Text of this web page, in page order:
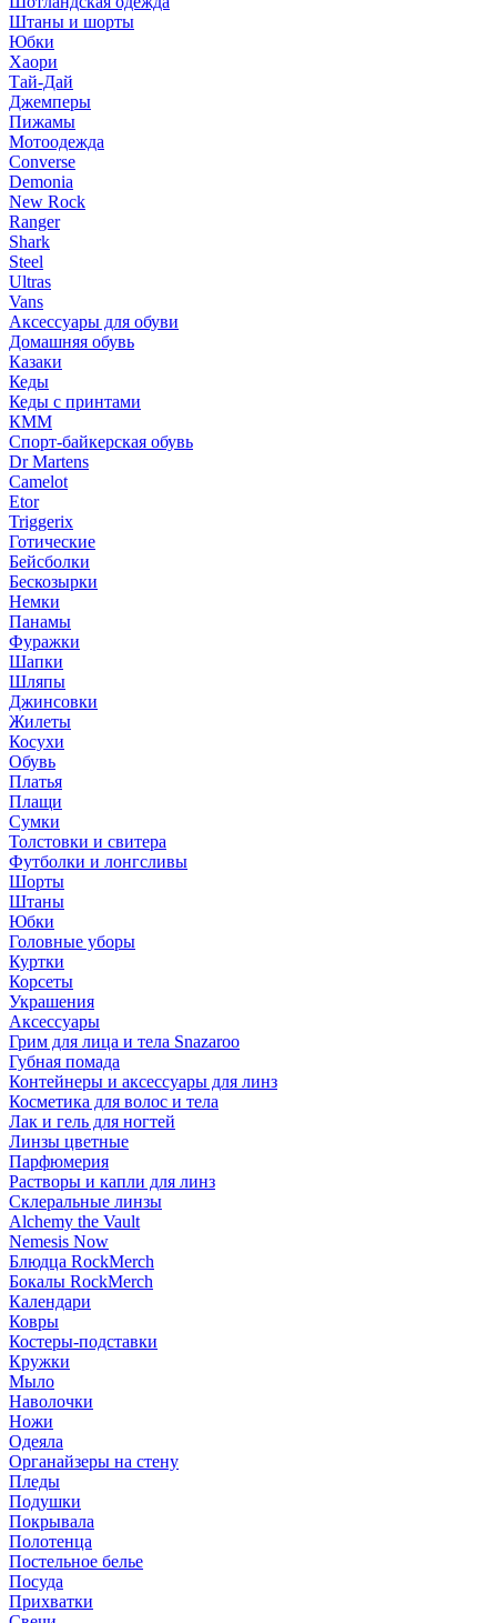
Штаны и шорты
Юбки
Хаори
Тай-Дай
Джемперы
Пижамы
Мотоодежда
Converse
Demonia
New Rock
Ranger
Shark
Steel
Ultras
Vans
Аксессуары для обуви
Домашняя обувь
Казаки
Кеды
Кеды с принтами
КММ
Спорт-байкерская обувь
Dr Martens
Camelot
Etor
Triggerix
Готические
Бейсболки
Бескозырки
Немки
Панамы
Фуражки
Шапки
Шляпы
Джинсовки
Жилеты
Косухи
Обувь
Платья
Плащи
Сумки
Толстовки и свитера
Футболки и лонгсливы
Шорты
Штаны
Юбки
Головные уборы
Куртки
Корсеты
Украшения
Аксессуары
Грим для лица и тела Snazaroo
Губная помада
Контейнеры и аксессуары для линз
Косметика для волос и тела
Лак и гель для ногтей
Линзы цветные
Парфюмерия
Растворы и капли для линз
Склеральные линзы
Alchemy the Vault
Nemesis Now
Блюдца RockMerch
Бокалы RockMerch
Календари
Ковры
Костеры-подставки
Кружки
Мыло
Наволочки
Ножи
Одеяла
Органайзеры на стену
Пледы
Подушки
Покрывала
Полотенца
Постельное белье
Посуда
Прихватки